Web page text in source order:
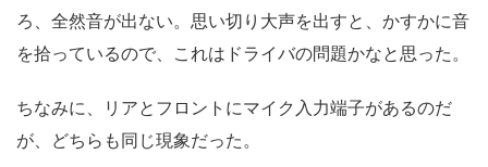
ろ、全然音が出ない。思い切り大声を出すと、かすかに音
を拾っているので、これはドライバの問題かなと思った。
ちなみに、リアとフロントにマイク入力端子があるのだ
が、どちらも同じ現象だった。